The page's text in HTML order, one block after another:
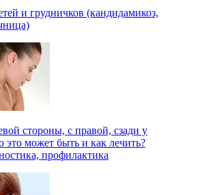
и грудничков (кандидамикоз,
стороны, с правой, сзади у
это может быть и как лечить?
профилактика